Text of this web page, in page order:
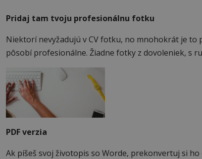
Pridaj tam tvoju profesionálnu fotku
Niektorí nevyžadujú v CV fotku, no mnohokrát je
pôsobí profesionálne. Žiadne fotky z dovoleniek, s
PDF verzia
Ak píšeš svoj životopis so Worde, prekonvertuj si